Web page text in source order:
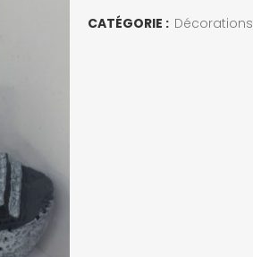
CATÉGORIE : Décorations